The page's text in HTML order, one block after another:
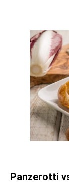
Panzerotti